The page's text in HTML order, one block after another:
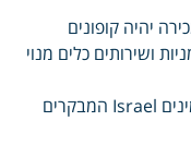
יהיה קופונים
ושירותים כלים מנוי
וערך אצלנו פרסמו הפוך RSS News מאמינים Israel המבקרים